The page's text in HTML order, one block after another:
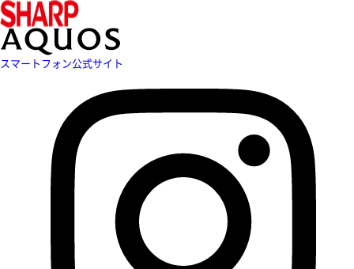
スマートフォン公式サイト